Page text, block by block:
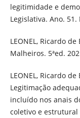
legitimidade e
Legislativa. Ano.
LEONEL, Ricardo
Malheiros. 5ªed.
LEONEL, Ricardo
Legitimação
incluído nos anais
coletivo e estrutural